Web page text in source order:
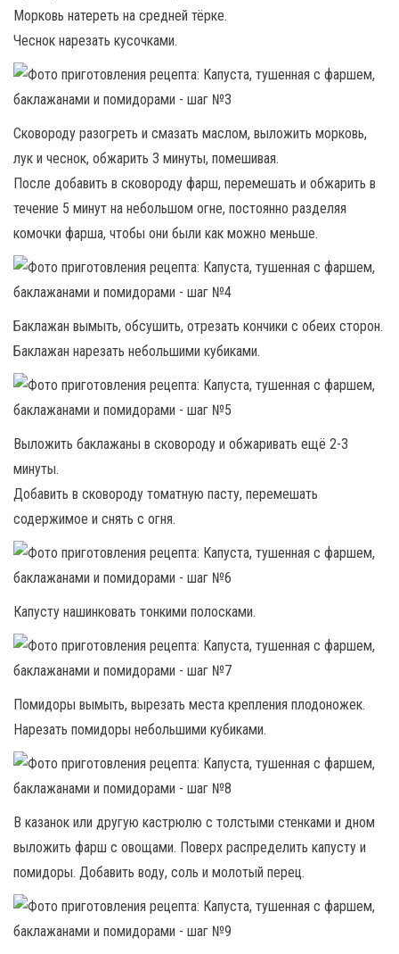
Морковь натереть на средней тёрке.
Чеснок нарезать кусочками.
Сковороду разогреть и смазать маслом, выложить морковь,
лук и чеснок, обжарить 3 минуты, помешивая.
После добавить в сковороду фарш, перемешать и обжарить в
течение 5 минут на небольшом огне, постоянно разделяя
комочки фарша, чтобы они были как можно меньше.
Баклажан вымыть, обсушить, отрезать кончики с обеих сторон.
Баклажан нарезать небольшими кубиками.
Выложить баклажаны в сковороду и обжаривать ещё 2-3
минуты.
Добавить в сковороду томатную пасту, перемешать
содержимое и снять с огня.
Капусту нашинковать тонкими полосками.
Помидоры вымыть, вырезать места крепления плодоножек.
Нарезать помидоры небольшими кубиками.
В казанок или другую кастрюлю с толстыми стенками и дном
выложить фарш с овощами. Поверх распределить капусту и
помидоры. Добавить воду, соль и молотый перец.